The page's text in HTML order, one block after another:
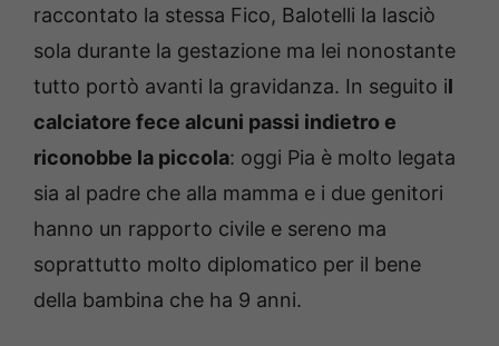
raccontato la stessa Fico, Balotelli la lasciò
sola durante la gestazione ma lei nonostante
tutto portò avanti la gravidanza. In seguito il
calciatore fece alcuni passi indietro e
riconobbe la piccola: oggi Pia è molto legata
sia al padre che alla mamma e i due genitori
hanno un rapporto civile e sereno ma
soprattutto molto diplomatico per il bene
della bambina che ha 9 anni.